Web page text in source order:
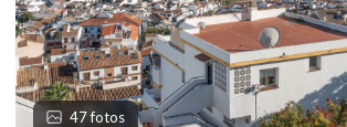
47 fotos